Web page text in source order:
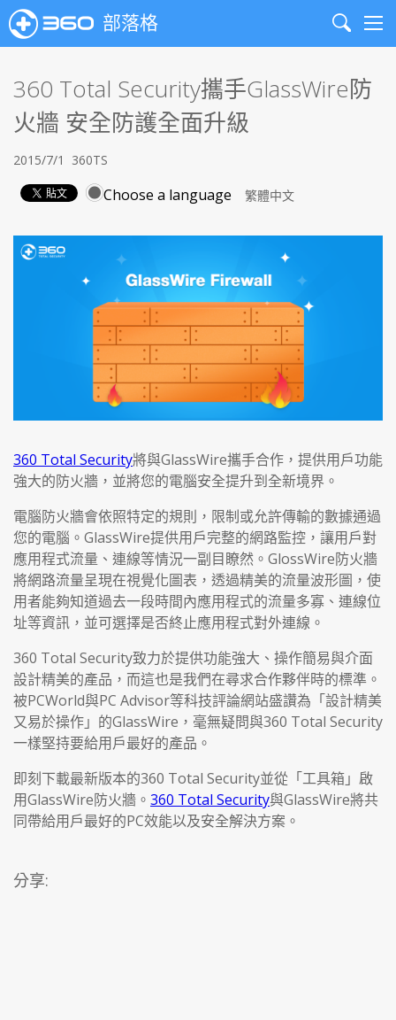
部落格
Search
360 Total Security攜手GlassWire防
火牆 安全防護全面升級
2015/7/1 360TS
Choose a language
360 Total Security將與GlassWire攜手合作，提供用戶功能
強大的防火牆，並將您的電腦安全提升到全新境界。
電腦防火牆會依照特定的規則，限制或允許傳輸的數據通過
您的電腦。GlassWire提供用戶完整的網路監控，讓用戶對
應用程式流量、連線等情況一副目瞭然。GlossWire防火牆
將網路流量呈現在視覺化圖表，透過精美的流量波形圖，使
用者能夠知道過去一段時間內應用程式的流量多寡、連線位
址等資訊，並可選擇是否終止應用程式對外連線。
360 Total Security致力於提供功能強大、操作簡易與介面
設計精美的產品，而這也是我們在尋求合作夥伴時的標準。
被PCWorld與PC Advisor等科技評論網站盛讚為「設計精美
又易於操作」的GlassWire，毫無疑問與360 Total Security
一樣堅持要給用戶最好的產品。
即刻下載最新版本的360 Total Security並從「工具箱」啟
用GlassWire防火牆。 360 Total Security與GlassWire將共
同帶給用戶最好的PC效能以及安全解決方案。
分享: